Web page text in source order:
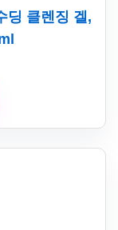
딩 클렌징 겔,